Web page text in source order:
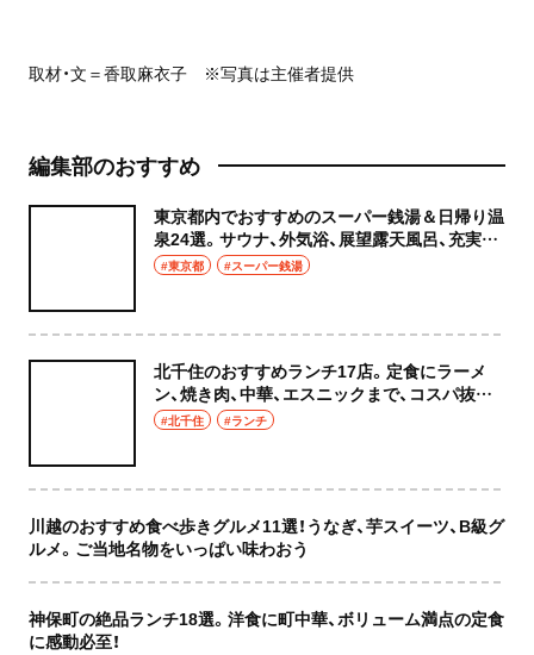
取材・文＝香取麻衣子 ※写真は主催者提供
編集部のおすすめ
東京都内でおすすめのスーパー銭湯＆日帰り温
泉24選。サウナ、外気浴、展望露天風呂、充実の
癒やし空間へ
#東京都 #スーパー銭湯
北千住のおすすめランチ17店。定食にラーメ
ン、焼き肉、中華、エスニックまで、コスパ抜群
な店もおしゃれな店も網羅してご紹介！
#北千住 #ランチ
川越のおすすめ食べ歩きグルメ11選！うなぎ、芋スイーツ、B級グ
ルメ。ご当地名物をいっぱい味わおう
神保町の絶品ランチ18選。洋食に町中華、ボリューム満点の定食
に感動必至！